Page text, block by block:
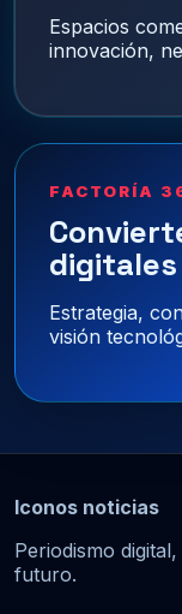
Espacios
innovación,
FACTORÍA
Estrategia,
visión
Iconos noticias
Periodismo
futuro.